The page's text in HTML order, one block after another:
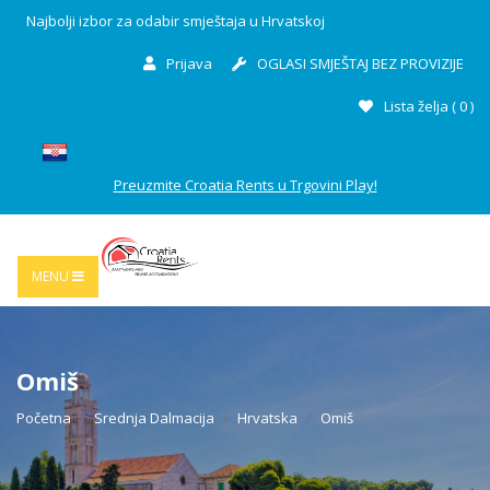
Najbolji izbor za odabir smještaja u Hrvatskoj
Prijava OGLASI SMJEŠTAJ BEZ PROVIZIJE
Lista želja (0)
Preuzmite Croatia Rents u Trgovini Play!
MENU
Omiš
Početna Srednja Dalmacija Hrvatska Omiš